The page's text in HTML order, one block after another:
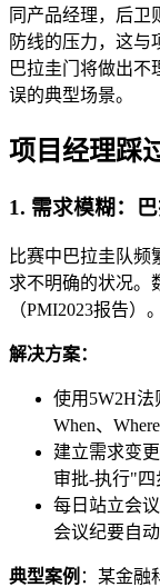
同产品经理，后卫
防线的压力，这与
巴拉圭门将做出不
误的典型场景。
项目经理踩
1. 需求模糊：
比赛中巴拉圭队频
求不明确的状况。
（PMI2023报告）。
解决方案：
使用5W2H法
When、
建立需求变
审批-执行"四
每日站立会
会议纪要自
典型案例 ：某金融